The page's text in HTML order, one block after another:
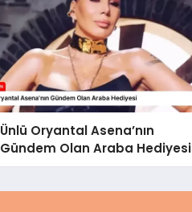
Ünlü Oryantal Asena’nın
Gündem Olan Araba Hediyesi